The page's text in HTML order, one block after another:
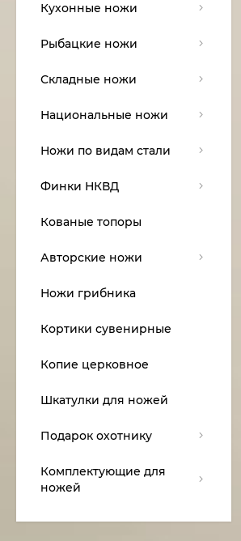
Кухонные ножи
Рыбацкие ножи
Складные ножи
Национальные ножи
Ножи по видам стали
Финки НКВД
Кованые топоры
Авторские ножи
Ножи грибника
Кортики сувенирные
Копие церковное
Шкатулки для ножей
Подарок охотнику
Комплектующие для
ножей